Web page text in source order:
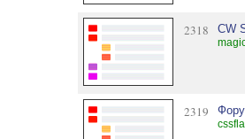
2318 CW
2319